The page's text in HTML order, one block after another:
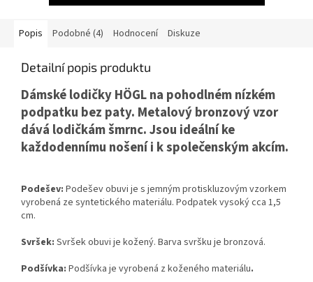
Popis Podobné (4) Hodnocení Diskuze
Detailní popis produktu
Dámské lodičky HÖGL na pohodlném nízkém
podpatku bez paty. Metalový bronzový vzor
dává lodičkám šmrnc.Jsou ideální ke
každodennímu nošení i k společenským akcím.
Podešev: Podešev obuvi je s jemným protiskluzovým vzorkem
vyrobená ze syntetického materiálu. Podpatek vysoký cca 1,5
cm.
Svršek: Svršek obuvi je kožený. Barva svršku je bronzová.
Podšívka: Podšívka je vyrobená z koženého materiálu.